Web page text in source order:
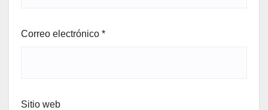
Correo electrónico *
Sitio web